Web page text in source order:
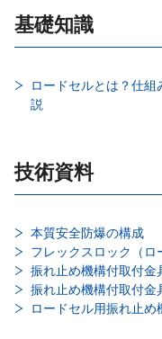
基礎知識
ロードセルとは？仕
説
技術資料
本質安全防爆の構成
フレックスロック（ロ
振れ止め機構付取付金
振れ止め機構付取付金
ロードセル用振れ止